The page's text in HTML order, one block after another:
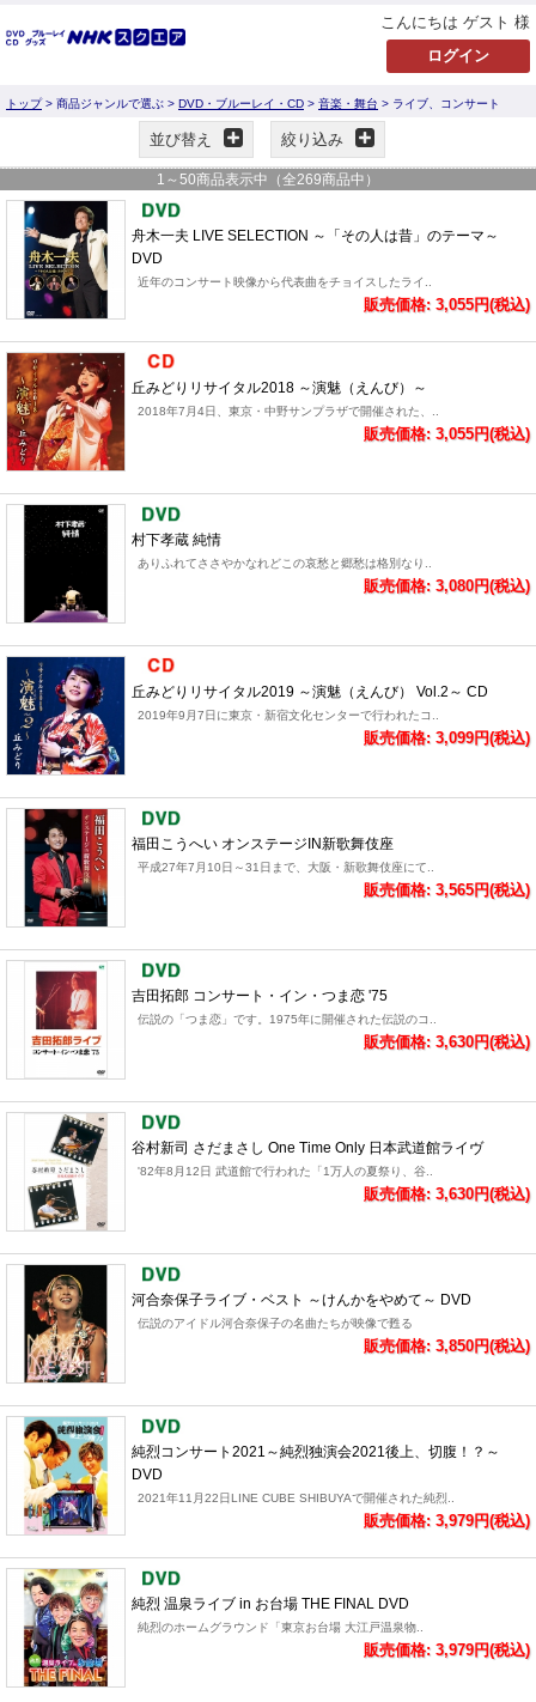
こんにちは ゲスト 様
トップ> 商品ジャンルで選ぶ > DVD・ブルーレイ・CD > 音楽・舞台 > ライブ、コンサート
並び替え 絞り込み
1 ～ 50商品表示中（全269商品中）
舟木一夫 LIVE SELECTION ～「その人は昔」のテーマ～
DVD
近年のコンサート映像から代表曲をチョイスしたライ..
販売価格: 3,055円(税込)
丘みどりリサイタル2018 ～演魅（えんび）～
2018年7月4日、東京・中野サンプラザで開催された、..
販売価格: 3,055円(税込)
村下孝蔵 純情
ありふれてささやかなれどこの哀愁と郷愁は格別なり..
販売価格: 3,080円(税込)
丘みどりリサイタル2019 ～演魅（えんび） Vol.2～ CD
2019年9月7日に東京・新宿文化センターで行われたコ..
販売価格: 3,099円(税込)
福田こうへい オンステージIN新歌舞伎座
平成27年7月10日～31日まで、大阪・新歌舞伎座にて..
販売価格: 3,565円(税込)
吉田拓郎 コンサート・イン・つま恋 '75
伝説の「つま恋」です。1975年に開催された伝説のコ..
販売価格: 3,630円(税込)
谷村新司 さだまさし One Time Only 日本武道館ライヴ
'82年8月12日 武道館で行われた「1万人の夏祭り、谷..
販売価格: 3,630円(税込)
河合奈保子ライブ・ベスト ～けんかをやめて～ DVD
伝説のアイドル河合奈保子の名曲たちが映像で甦る
販売価格: 3,850円(税込)
純烈コンサート2021～純烈独演会2021後上、切腹！？～
DVD
2021年11月22日LINE CUBE SHIBUYAで開催された純烈..
販売価格: 3,979円(税込)
純烈 温泉ライブ in お台場 THE FINAL DVD
純烈のホームグラウンド「東京お台場 大江戸温泉物..
販売価格: 3,979円(税込)